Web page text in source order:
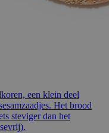
een klein deel
Het brood
steviger dan het